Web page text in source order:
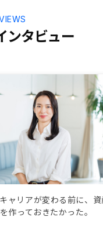
ンタビュー
ャリアが変わる前に、資
作っておきたかった。